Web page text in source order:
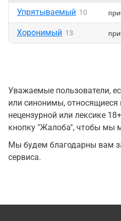
Упрятываемый 10
Хоронимый 13
Уважаемые пользователи,
или синонимы, относящиеся
нецензурной или лексике
кнопку "Жалоба", чтобы мы
Мы будем благодарны вам
сервиса.